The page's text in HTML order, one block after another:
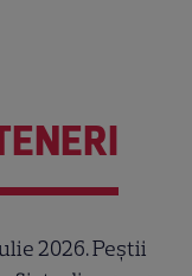
2026. Peștii